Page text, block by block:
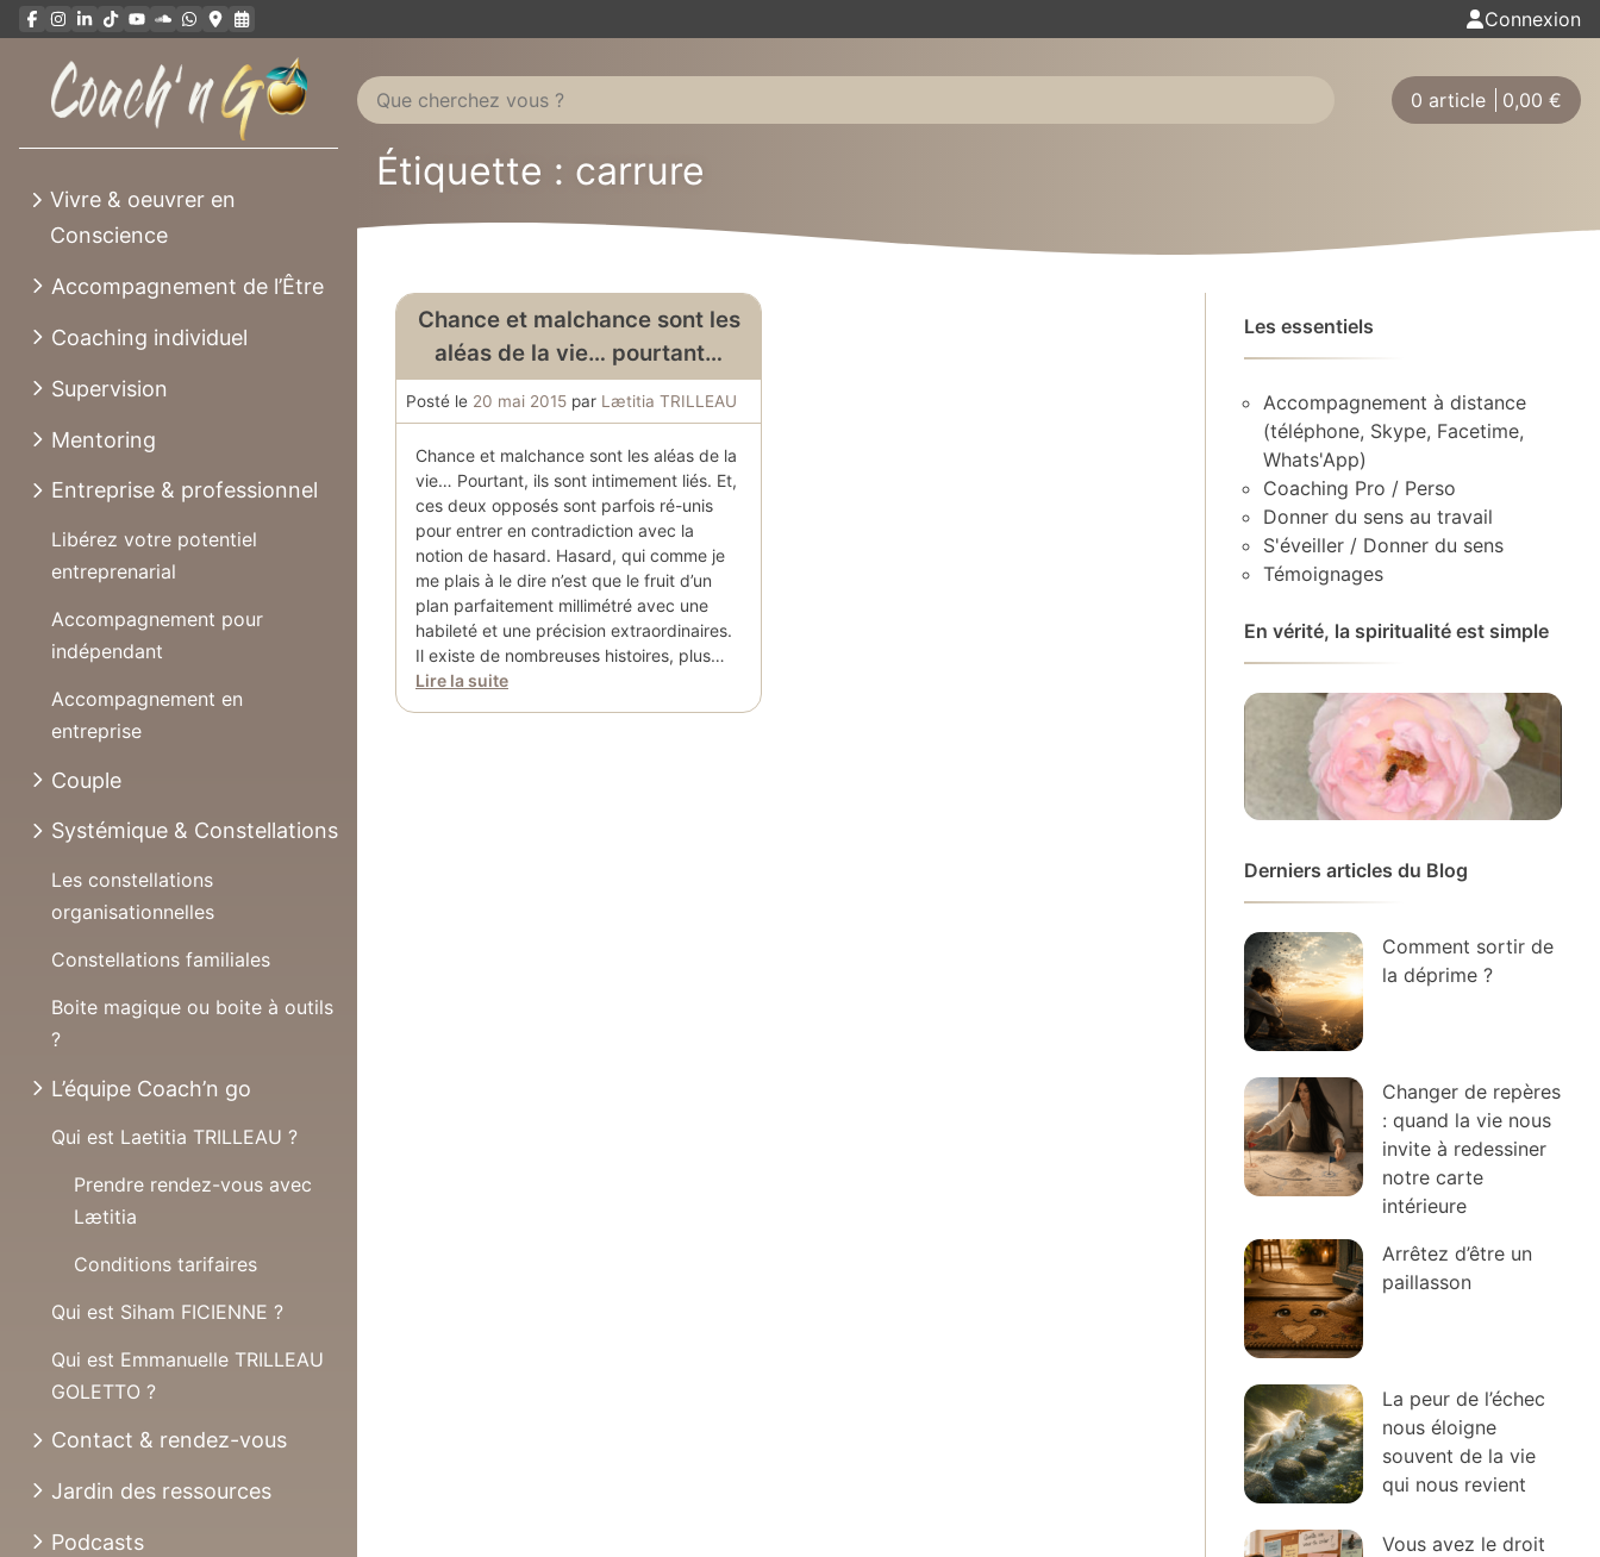
Connexion
contenu
Vivre & oeuvrer en
Conscience
Accompagnement de l’Être
Coaching individuel
Supervision
Mentoring
Entreprise & professionnel
Libérez votre potentiel
entreprenarial
Accompagnement pour
indépendant
Accompagnement en
entreprise
Couple
Systémique & Constellations
Les constellations
organisationnelles
Constellations familiales
Boite magique ou boite à outils
?
L’équipe Coach’n go
Qui est Laetitia TRILLEAU ?
Prendre rendez-vous avec
Lætitia
Conditions tarifaires
Qui est Siham FICIENNE ?
Qui est Emmanuelle TRILLEAU
GOLETTO ?
Contact & rendez-vous
Jardin des ressources
Podcasts
0 article 0,00 €
Étiquette : carrure
Chance et malchance sont les
aléas de la vie… pourtant…
Posté le 20 mai 2015 par Lætitia TRILLEAU
Chance et malchance sont les aléas de la
vie… Pourtant, ils sont intimement liés. Et,
ces deux opposés sont parfois ré-unis
pour entrer en contradiction avec la
notion de hasard. Hasard, qui comme je
me plais à le dire n’est que le fruit d’un
plan parfaitement millimétré avec une
habileté et une précision extraordinaires.
Il existe de nombreuses histoires, plus…
Lire la suite
Les essentiels
Accompagnement à distance
(téléphone, Skype, Facetime,
Whats'App)
Coaching Pro / Perso
Donner du sens au travail
S'éveiller / Donner du sens
Témoignages
En vérité, la spiritualité est simple
Derniers articles du Blog
Comment sortir de
la déprime ?
Changer de repères
: quand la vie nous
invite à redessiner
notre carte
intérieure
Arrêtez d’être un
paillasson
La peur de l’échec
nous éloigne
souvent de la vie
qui nous revient
Vous avez le droit